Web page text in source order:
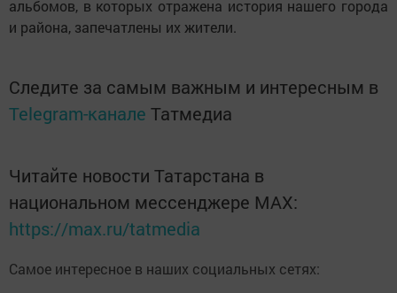
альбомов, в которых отражена история нашего города
и района, запечатлены их жители.
Следите за самым важным и интересным в
Telegram-канале Татмедиа
Читайте новости Татарстана в
национальном мессенджере MАХ:
https://max.ru/tatmedia
Самое интересное в наших социальных сетях: